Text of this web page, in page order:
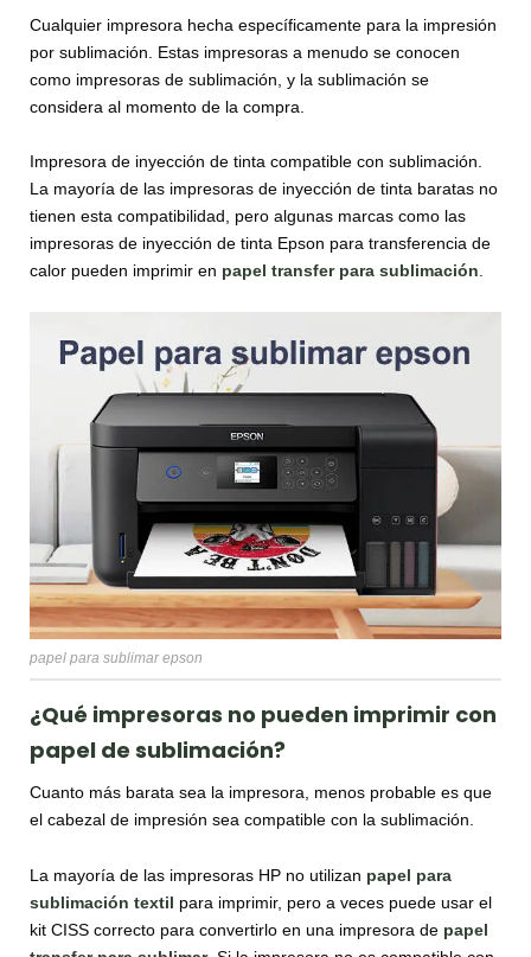
Cualquier impresora hecha específicamente para la impresión
por sublimación. Estas impresoras a menudo se conocen
como impresoras de sublimación, y la sublimación se
considera al momento de la compra.
Impresora de inyección de tinta compatible con sublimación.
La mayoría de las impresoras de inyección de tinta baratas no
tienen esta compatibilidad, pero algunas marcas como las
impresoras de inyección de tinta Epson para transferencia de
calor pueden imprimir en papel transfer para sublimación
papel para sublimar epson
¿Qué impresoras no pueden imprimir con
papel de sublimación?
Cuanto más barata sea la impresora, menos probable es que
el cabezal de impresión sea compatible con la sublimación.
La mayoría de las impresoras HP no utilizan papel para
sublimación textil para imprimir, pero a veces puede usar el
kit CISS correcto para convertirlo en una impresora de papel